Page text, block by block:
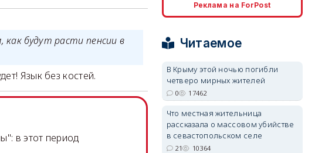
будут расти пенсии в
Язык без костей.
в этот период
erid: 2SDnjdPjgYS
Реклама на ForPost
Читаемое
В Крыму этой ночью погибли
четверо мирных жителей
0 17462
Что местная жительница
рассказала о массовом убийстве
в севастопольском селе
21 10364